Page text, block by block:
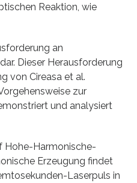
Reaktion, wie
an
Dieser Herausforderung
von Cireasa et al.
zur
und analysiert
Hohe-Harmonische-
Erzeugung findet
Laserpuls in